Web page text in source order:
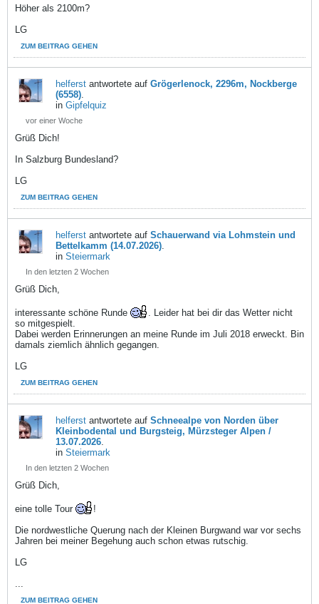
Höher als 2100m?
LG
ZUM BEITRAG GEHEN
helferst antwortete auf Grögerlenock, 2296m, Nockberge
(6558).
in Gipfelquiz
vor einer Woche
Grüß Dich!
In Salzburg Bundesland?
LG
ZUM BEITRAG GEHEN
helferst antwortete auf Schauerwand via Lohmstein und
Bettelkamm (14.07.2026).
in Steiermark
In den letzten 2 Wochen
Grüß Dich,
interessante schöne Runde
. Leider hat bei dir das Wetter nicht
so mitgespielt.
Dabei werden Erinnerungen an meine Runde im Juli 2018 erweckt. Bin
damals ziemlich ähnlich gegangen.
LG
ZUM BEITRAG GEHEN
helferst antwortete auf Schneealpe von Norden über
Kleinbodental und Burgsteig, Mürzsteger Alpen /
13.07.2026.
in Steiermark
In den letzten 2 Wochen
Grüß Dich,
eine tolle Tour
!
Die nordwestliche Querung nach der Kleinen Burgwand war vor sechs
Jahren bei meiner Begehung auch schon etwas rutschig.
LG
...
ZUM BEITRAG GEHEN